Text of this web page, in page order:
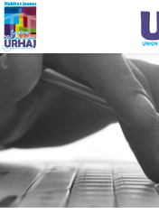
Aller au contenu principal